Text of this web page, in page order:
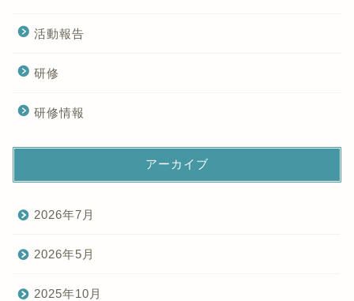
活動報告
研修
研修情報
アーカイブ
2026年7月
2026年5月
2025年10月